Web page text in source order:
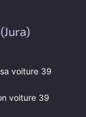
(Jura)
voiture 39
voiture 39